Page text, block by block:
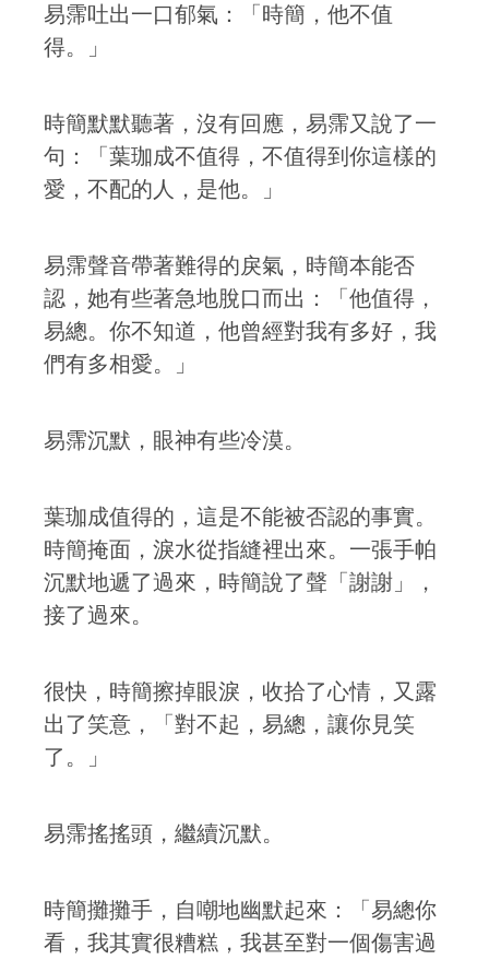
易霈吐出一口郁氣：「時簡，他不值
得。」
時簡默默聽著，沒有回應，易霈又說了一
句：「葉珈成不值得，不值得到你這樣的
愛，不配的人，是他。」
易霈聲音帶著難得的戾氣，時簡本能否
認，她有些著急地脫口而出：「他值得，
易總。你不知道，他曾經對我有多好，我
們有多相愛。」
易霈沉默，眼神有些冷漠。
葉珈成值得的，這是不能被否認的事實。
時簡掩面，淚水從指縫裡出來。一張手帕
沉默地遞了過來，時簡說了聲「謝謝」，
接了過來。
很快，時簡擦掉眼淚，收拾了心情，又露
出了笑意，「對不起，易總，讓你見笑
了。」
易霈搖搖頭，繼續沉默。
時簡攤攤手，自嘲地幽默起來：「易總你
看，我其實很糟糕，我甚至對一個傷害過